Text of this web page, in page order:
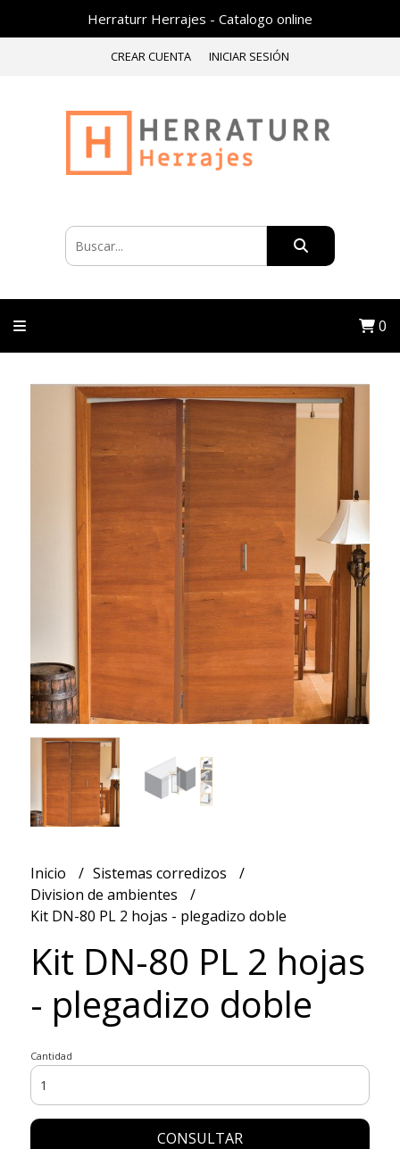
Herraturr Herrajes - Catalogo online
CREAR CUENTA INICIAR SESIÓN
0
Inicio
Sistemas corredizos
Division de ambientes
Kit DN-80 PL 2 hojas - plegadizo doble
Kit DN-80 PL 2 hojas
- plegadizo doble
Cantidad
CONSULTAR